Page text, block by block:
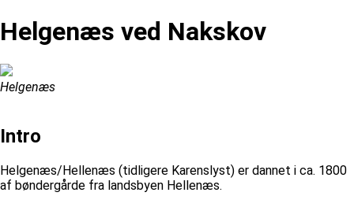
Helgenæs ved Nakskov
Helgenæs
Intro
Helgenæs/Hellenæs (tidligere Karenslyst) er dannet i ca. 1800
af bøndergårde fra landsbyen Hellenæs.